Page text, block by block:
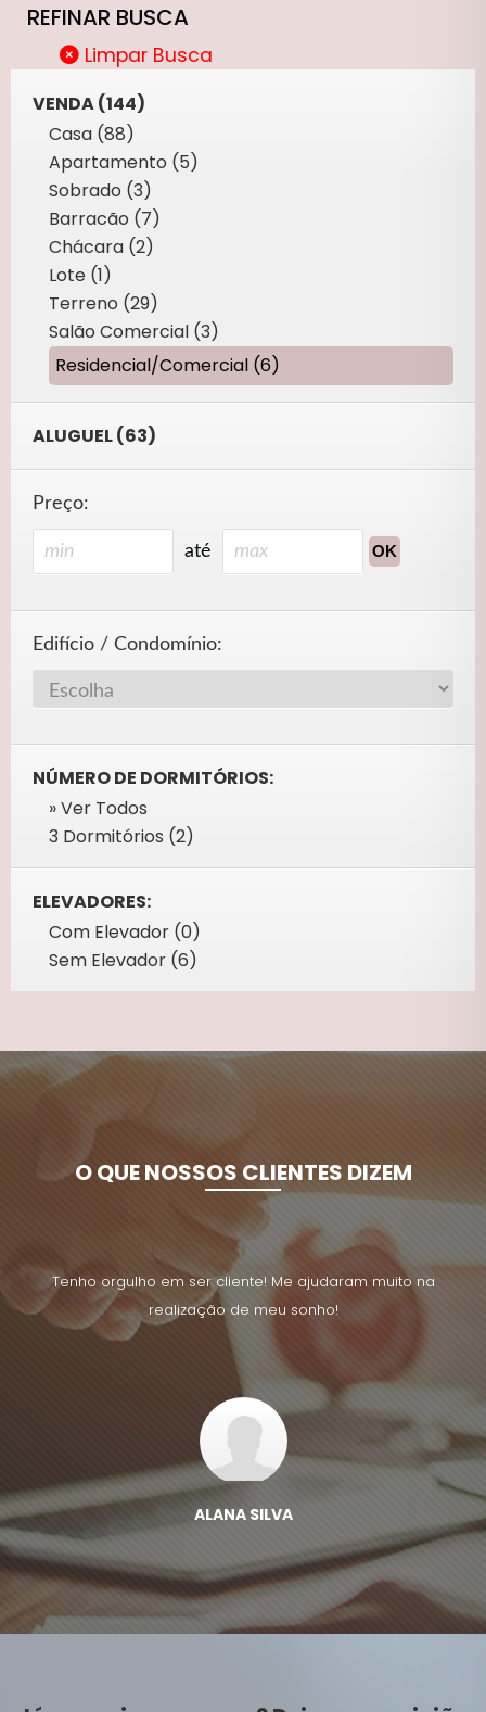
REFINAR BUSCA
Limpar Busca
VENDA (144)
Casa (88)
Apartamento (5)
Sobrado (3)
Barracão (7)
Chácara (2)
Lote (1)
Terreno (29)
Salão Comercial (3)
Residencial/Comercial (6)
ALUGUEL (63)
Preço:
até
Edifício / Condomínio:
NÚMERO DE DORMITÓRIOS:
» Ver Todos
3 Dormitórios (2)
ELEVADORES:
Com Elevador (0)
Sem Elevador (6)
O QUE NOSSOS CLIENTES DIZEM
Tenho orgulho em ser cliente! Me ajudaram muito na
realização de meu sonho!
ALANA SILVA